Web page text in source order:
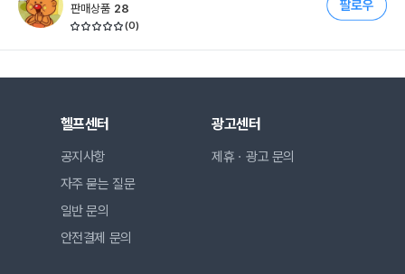
판매상품 28
(0)
헬프센터
공지사항
자주 묻는 질문
일반 문의
안전결제 문의
광고센터
제휴ㆍ광고 문의